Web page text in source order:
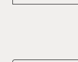
mail…